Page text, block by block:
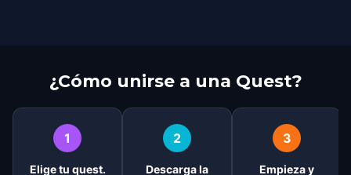
¿Cómo unirse a una Quest?
1
Elige tu quest.
2
Descarga la
3
Empieza y